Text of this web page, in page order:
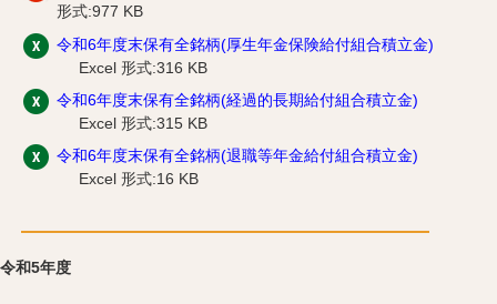
形式:977 KB
令和6年度末保有全銘柄(厚生年金保険給付組合積立金)
Excel 形式:316 KB
令和6年度末保有全銘柄(経過的長期給付組合積立金)
Excel 形式:315 KB
令和6年度末保有全銘柄(退職等年金給付組合積立金)
Excel 形式:16 KB
令和5年度